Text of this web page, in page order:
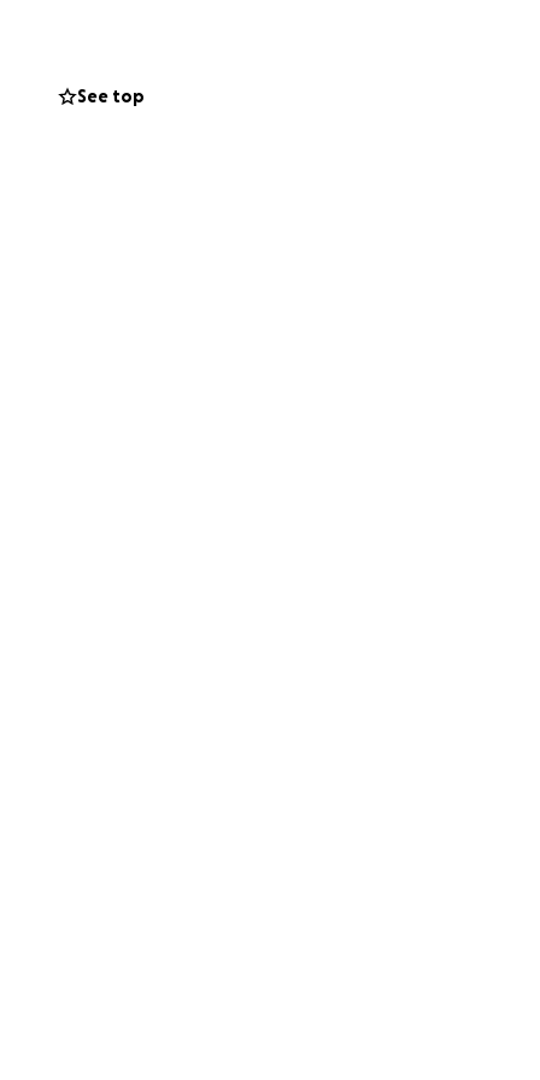
ouders
See top